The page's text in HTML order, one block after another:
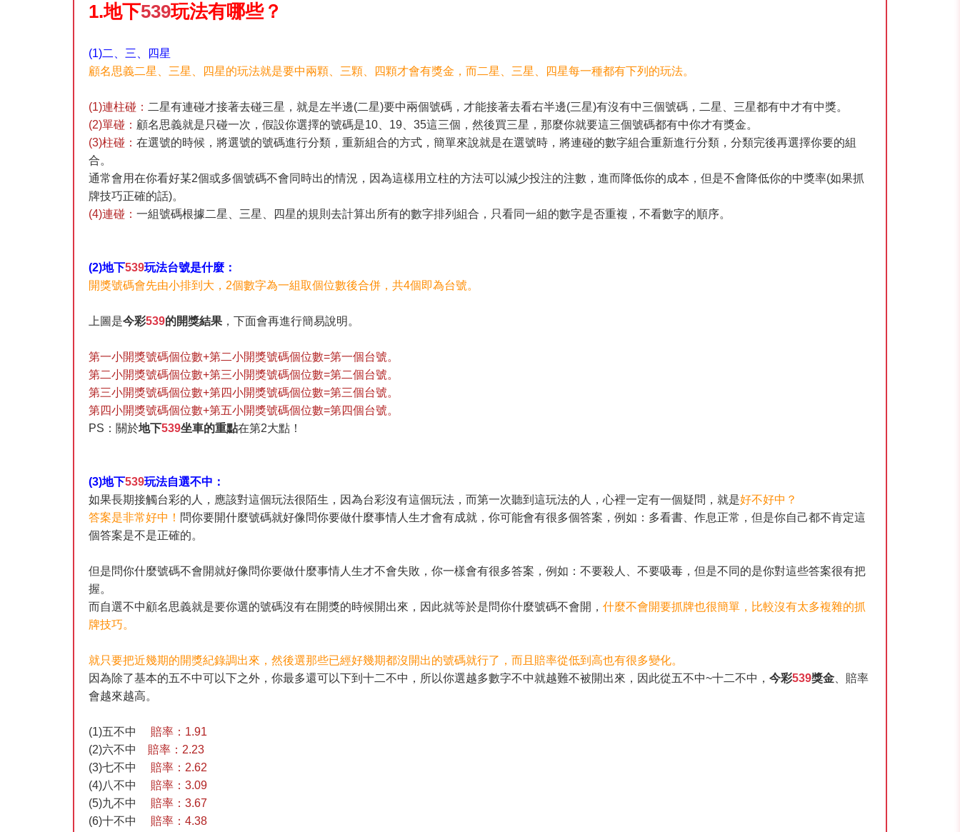
1.地下539玩法有哪些？
(1)二、三、四星
顧名思義二星、三星、四星的玩法就是要中兩顆、三顆、四顆才會有獎金，而二星、三星、四星每一種都有下列的玩法。
(1)連柱碰： 二星有連碰才接著去碰三星，就是左半邊(二星)要中兩個號碼，才能接著去看右半邊(三星)有沒有中三個號碼，二星、三星都有中才有中獎。
(2)單碰： 顧名思義就是只碰一次，假設你選擇的號碼是10、19、35這三個，然後買三星，那麼你就要這三個號碼都有中你才有獎金。
(3)柱碰： 在選號的時候，將選號的號碼進行分類，重新組合的方式，簡單來說就是在選號時，將連碰的數字組合重新進行分類，分類完後再選擇你要的組
合。
通常會用在你看好某2個或多個號碼不會同時出的情況，因為這樣用立柱的方法可以減少投注的注數，進而降低你的成本，但是不會降低你的中獎率(如果抓
牌技巧正確的話)。
(4)連碰： 一組號碼根據二星、三星、四星的規則去計算出所有的數字排列組合，只看同一組的數字是否重複，不看數字的順序。
(2)地下539玩法台號是什麼：
開獎號碼會先由小排到大，2個數字為一組取個位數後合併，共4個即為台號。
上圖是今彩539的開獎結果 ，下面會再進行簡易說明。
第一小開獎號碼個位數+第二小開獎號碼個位數=第一個台號。
第二小開獎號碼個位數+第三小開獎號碼個位數=第二個台號。
第三小開獎號碼個位數+第四小開獎號碼個位數=第三個台號。
第四小開獎號碼個位數+第五小開獎號碼個位數=第四個台號。
PS：關於地下539坐車的重點在第2大點！
(3)地下539玩法自選不中：
如果長期接觸台彩的人，應該對這個玩法很陌生，因為台彩沒有這個玩法，而第一次聽到這玩法的人，心裡一定有一個疑問，就是好不好中？
答案是非常好中！ 問你要開什麼號碼就好像問你要做什麼事情人生才會有成就，你可能會有很多個答案，例如：多看書、作息正常，但是你自己都不肯定這
個答案是不是正確的。
但是問你什麼號碼不會開就好像問你要做什麼事情人生才不會失敗，你一樣會有很多答案，例如：不要殺人、不要吸毒，但是不同的是你對這些答案很有把
握。
而自選不中顧名思義就是要你選的號碼沒有在開獎的時候開出來，因此就等於是問你什麼號碼不會開， 什麼不會開要抓牌也很簡單，比較沒有太多複雜的抓
牌技巧。
就只要把近幾期的開獎紀錄調出來，然後選那些已經好幾期都沒開出的號碼就行了，而且賠率從低到高也有很多變化。
因為除了基本的五不中可以下之外，你最多還可以下到十二不中，所以你選越多數字不中就越難不被開出來，因此從五不中~十二不中， 今彩539獎金 、賠率
會越來越高。
(1)五不中 賠率：1.91
(2)六不中
賠率：2.23
(3)七不中 賠率：2.62
(4)八不中 賠率：3.09
(5)九不中 賠率：3.67
(6)十不中 賠率：4.38